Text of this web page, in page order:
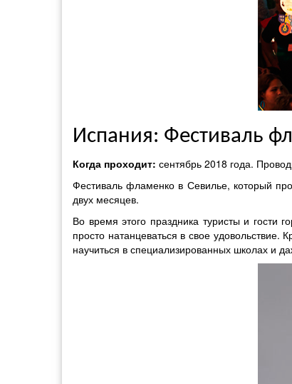
Испания: Фестиваль
Когда проходит: сентябрь 2018 года.
Фестиваль фламенко в Севилье, который
двух месяцев.
Во время этого праздника туристы и гости
просто натанцеваться в свое
научиться в специализированных школах и